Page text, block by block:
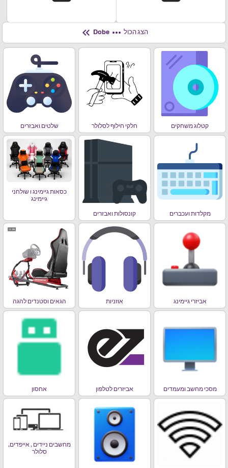
הצג הכול more_horiz
keyboard_double_arrow_left
קטלוג משחקים חלקי חילוף לסלולר שלטים ואבזרים
מקלדות ועכברים קונסולות ואבזרים
כסאות גיימינג ו שולחני
גיימינג
אביזרי גיימינג אוזניות הגאים וסטנדים להגה
מסכי מחשב ומעמדים אביזרים לטלפון אחסון
מחשבים ניידים , אייפדים,
סלולר